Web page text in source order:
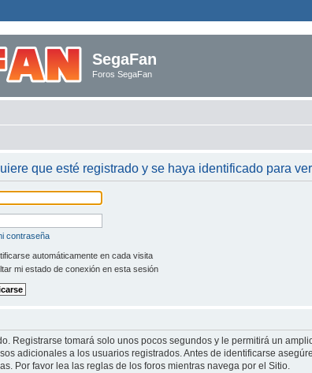
SegaFan
Foros SegaFan
que esté registrado y se haya identificado para
contraseña
automáticamente en cada visita
mi estado de conexión en esta sesión
Registrarse tomará solo unos pocos segundos y le permitirá un
adicionales a los usuarios registrados. Antes de identificarse
Por favor lea las reglas de los foros mientras navega por el Sitio.